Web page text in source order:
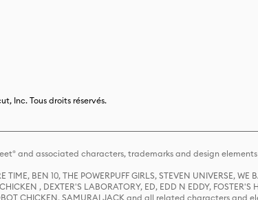
Inc. Tous droits réservés.
and associated characters, trademarks and design
TIME, BEN 10, THE POWERPUFF GIRLS, STEVEN UNIVERSE,
, DEXTER'S LABORATORY, ED, EDD N EDDY,
CHICKEN, SAMURAI JACK and all related characters and